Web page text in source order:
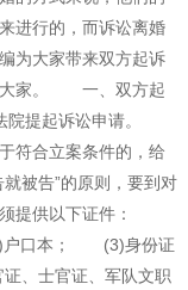
进行的，而诉讼离婚
为大家带来双方起诉
大家。 一、双方起
院提起诉讼申请。
符合立案条件的，给
被告”的原则，要到对
须提供以下证件：
户口本； (3)身份证
、士官证、军队文职